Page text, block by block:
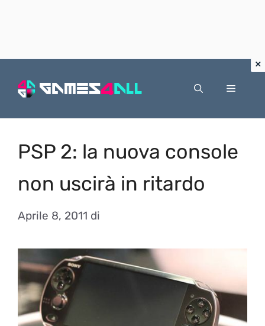
Menu
PSP 2: la nuova console
non uscirà in ritardo
Aprile 8, 2011 di